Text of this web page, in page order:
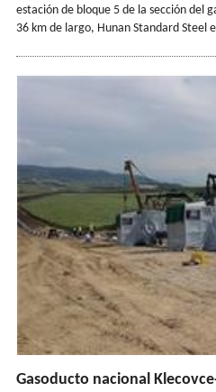
estación de bloque 5 de la sección del
36 km de largo, Hunan Standard Steel
Gasoducto nacional